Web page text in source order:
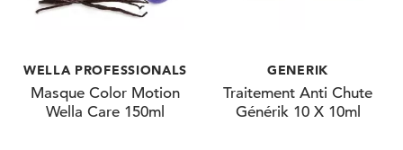
WELLA PROFESSIONALS
Masque Color Motion
Wella Care 150ml
GENERIK
Traitement Anti Chute
Générik 10 X 10ml